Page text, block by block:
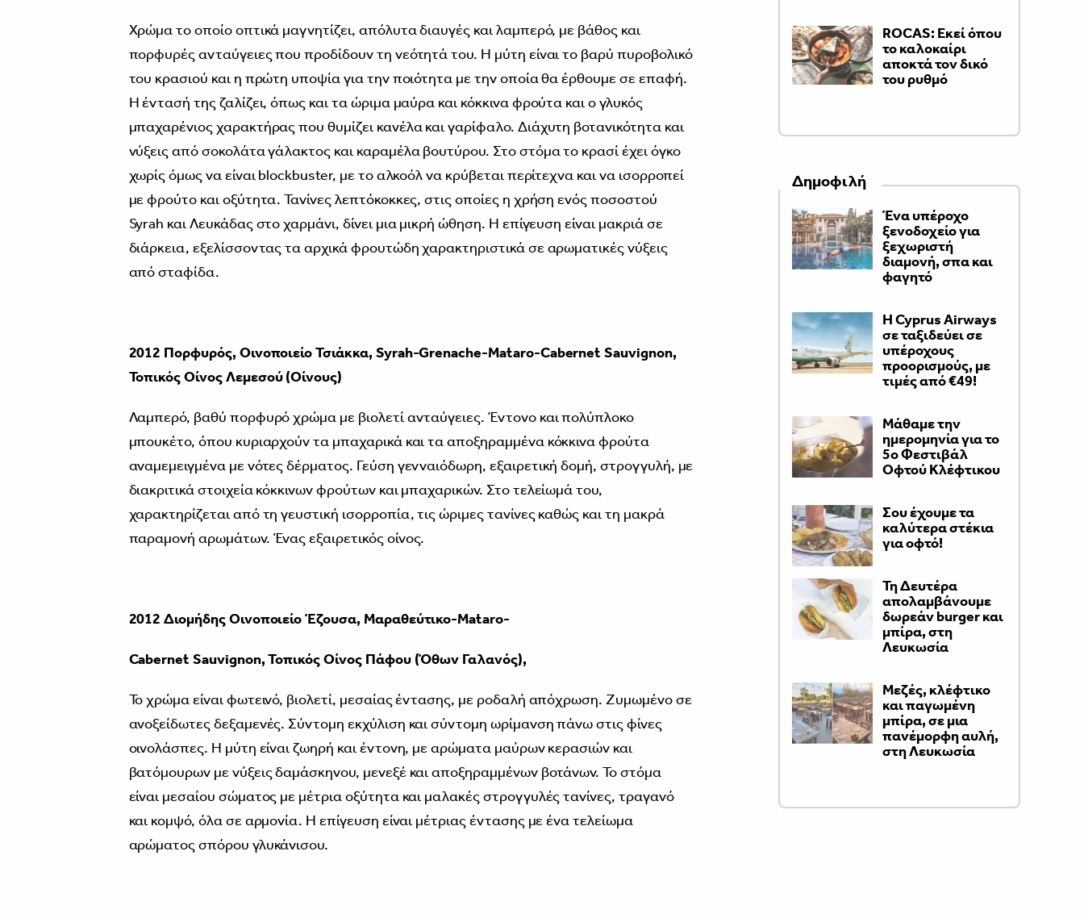
Χρώμα το οποίο οπτικά μαγνητίζει, απόλυτα διαυγές και λαμπερό, με βάθος και
πορφυρές ανταύγειες που προδίδουν τη νεότητά του. Η μύτη είναι το βαρύ πυροβολικό
του κρασιού και η πρώτη υποψία για την ποιότητα με την οποία θα έρθουμε σε επαφή.
Η έντασή της ζαλίζει, όπως και τα ώριμα μαύρα και κόκκινα φρούτα και ο γλυκός
μπαχαρένιος χαρακτήρας που θυμίζει κανέλα και γαρίφαλο. Διάχυτη βοτανικότητα και
νύξεις από σοκολάτα γάλακτος και καραμέλα βουτύρου. Στο στόμα το κρασί έχει όγκο
χωρίς όμως να είναι blockbuster, με το αλκοόλ να κρύβεται περίτεχνα και να ισορροπεί
με φρούτο και οξύτητα. Τανίνες λεπτόκοκκες, στις οποίες η χρήση ενός ποσοστού
Syrah και Λευκάδας στο χαρμάνι, δίνει μια μικρή ώθηση. Η επίγευση είναι μακριά σε
διάρκεια, εξελίσσοντας τα αρχικά φρουτώδη χαρακτηριστικά σε αρωματικές νύξεις
από σταφίδα.
2012 Πορφυρός, Οινοποιείο Τσιάκκα, Syrah-Grenache-Mataro-Cabernet Sauvignon,
ΤοπικόςΟίνος Λεμεσού (Οίνους)
Λαμπερό, βαθύ πορφυρό χρώμα με βιολετί ανταύγειες. Έντονο και πολύπλοκο
μπουκέτο, όπου κυριαρχούν τα μπαχαρικά και τα αποξηραμμένα κόκκινα φρούτα
αναμεμειγμένα με νότες δέρματος. Γεύση γενναιόδωρη, εξαιρετική δομή, στρογγυλή, με
διακριτικά στοιχεία κόκκινων φρούτων και μπαχαρικών. Στο τελείωμά του,
χαρακτηρίζεται από τη γευστική ισορροπία, τις ώριμες τανίνες καθώς και τη μακρά
παραμονή αρωμάτων. Ένας εξαιρετικός οίνος.
2012 Διομήδης ΟινοποιείοΈζουσα, Μαραθεύτικο-Mataro-
Cabernet Sauvignon, ΤοπικόςΟίνος Πάφου (Όθων Γαλανός),
Το χρώμα είναι φωτεινό, βιολετί, μεσαίας έντασης, με ροδαλή απόχρωση. Ζυμωμένο σε
ανοξείδωτες δεξαμενές. Σύντομη εκχύλιση και σύντομη ωρίμανση πάνω στις φίνες
οινολάσπες. Η μύτη είναι ζωηρή και έντονη, με αρώματα μαύρων κερασιών και
βατόμουρων με νύξεις δαμάσκηνου, μενεξέ και αποξηραμμένων βοτάνων. Το στόμα
είναι μεσαίου σώματος με μέτρια οξύτητα και μαλακές στρογγυλές τανίνες, τραγανό
και κομψό, όλα σε αρμονία. Η επίγευση είναι μέτριας έντασης με ένα τελείωμα
αρώματος σπόρου γλυκάνισου.
ROCAS: Εκεί όπου
το καλοκαίρι
αποκτά τον δικό
του ρυθμό
Δημοφιλή
Ένα υπέροχο
ξενοδοχείο για
ξεχωριστή
διαμονή, σπα και
φαγητό
H Cyprus Airways
σε ταξιδεύει σε
υπέροχους
προορισμούς, με
τιμές από €49!
Μάθαμε την
ημερομηνία για το
5ο Φεστιβάλ
Οφτού Κλέφτικου
Σου έχουμε τα
καλύτερα στέκια
για οφτό!
Τη Δευτέρα
απολαμβάνουμε
δωρεάν burger και
μπίρα, στη
Λευκωσία
Μεζές, κλέφτικο
και παγωμένη
μπίρα, σε μια
πανέμορφη αυλή,
στη Λευκωσία